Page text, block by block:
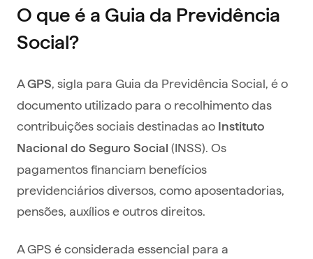
O que é a Guia da Previdência
Social?
AGPS, sigla para Guia da Previdência Social, é o
documento utilizado para o recolhimento das
contribuições sociais destinadas ao Instituto
Nacional do Seguro Social (INSS). Os
pagamentos financiam benefícios
previdenciários diversos, como aposentadorias,
pensões, auxílios e outros direitos.
A GPS é considerada essencial para a